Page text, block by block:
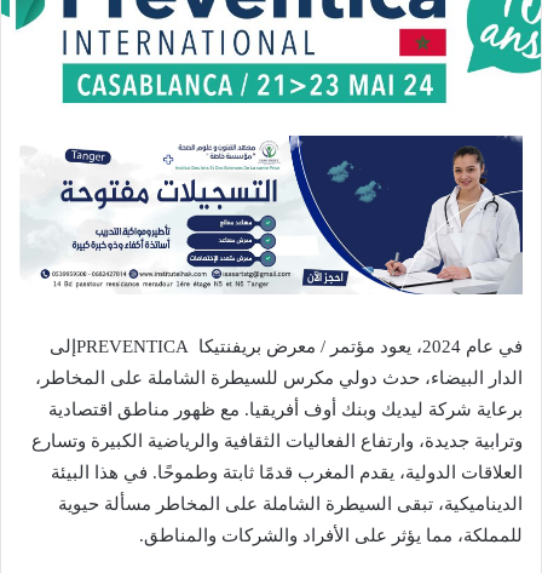
في عام 2024، يعود مؤتمر / معرض بريفنتيكا PREVENTICAإلى
الدار البيضاء، حدث دولي مكرس للسيطرة الشاملة على المخاطر،
برعاية شركة ليديك وبنك أوف أفريقيا. مع ظهور مناطق اقتصادية
وترابية جديدة، وارتفاع الفعاليات الثقافية والرياضية الكبيرة وتسارع
العلاقات الدولية، يقدم المغرب قدمًا ثابتة وطموحًا. في هذا البيئة
الديناميكية، تبقى السيطرة الشاملة على المخاطر مسألة حيوية
للمملكة، مما يؤثر على الأفراد والشركات والمناطق.